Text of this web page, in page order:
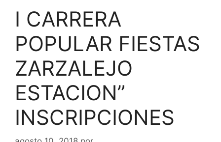
I CARRERA
POPULAR FIESTAS
ZARZALEJO
ESTACION”
INSCRIPCIONES